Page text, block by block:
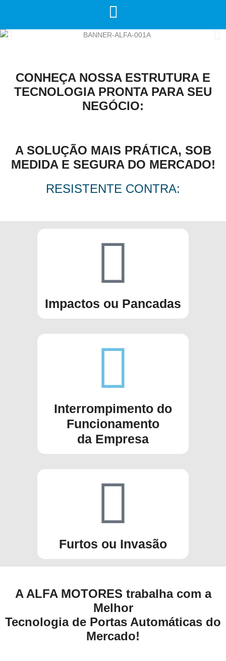
CONHEÇA NOSSA ESTRUTURA E
TECNOLOGIA PRONTA PARA SEU
NEGÓCIO:
A SOLUÇÃO MAIS PRÁTICA, SOB
MEDIDA E SEGURA DO MERCADO!
RESISTENTE CONTRA:
Impactos ou Pancadas
Interrompimento do
Funcionamento
da Empresa
Furtos ou Invasão
A ALFA MOTORES trabalha com a
Melhor
Tecnologia de Portas Automáticas do
Mercado!